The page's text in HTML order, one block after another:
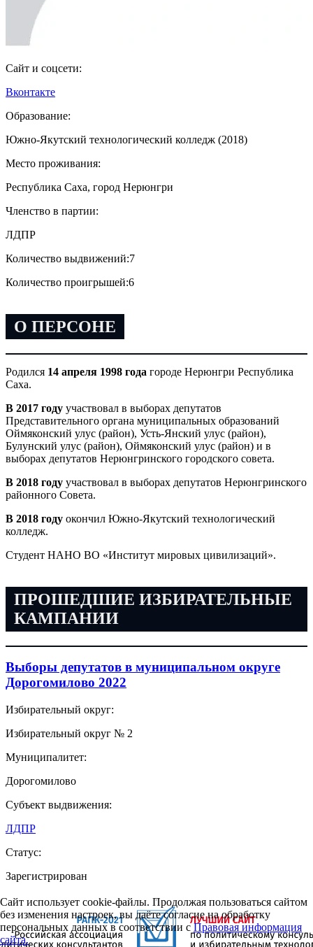
Сайт и соцсети:
Вконтакте
Образование:
Южно-Якутский технологический колледж (2018)
Место проживания:
Республика Саха, город Нерюнгри
Членство в партии:
ЛДПР
Количество выдвижений:7
Количество проигрышей:6
О ПЕРСОНЕ
Родился 14 апреля 1998 года городе Нерюнгри Республика
Саха.
В 2017 году участвовал в выборах депутатов
Представительного органа муниципальных образований
Оймяконский улус (район), Усть-Янский улус (район),
Булунский улус (район), Оймяконский улус (район) и в
выборах депутатов Нерюнгринского городского совета.
В 2018 году участвовал в выборах депутатов Нерюнгринского
районного Совета.
В 2018 году окончил Южно-Якутский технологический
колледж.
Студент НАНО ВО «Институт мировых цивилизаций».
ПРОШЕДШИЕ ИЗБИРАТЕЛЬНЫЕ
КАМПАНИИ
Выборы депутатов в муниципальном округе
Дорогомилово 2022
Избирательный округ:
Избирательный округ № 2
Муниципалитет:
Дорогомилово
Субъект выдвижения:
ЛДПР
Статус:
Зарегистрирован
Сайт использует cookie-файлы. Продолжая пользоваться сайтом
без изменения настроек, вы даёте согласие на обработку
персональных данных в соответствии сПравовая информация
сайта.